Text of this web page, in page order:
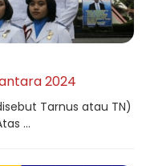
2024
Tarnus atau TN)
...